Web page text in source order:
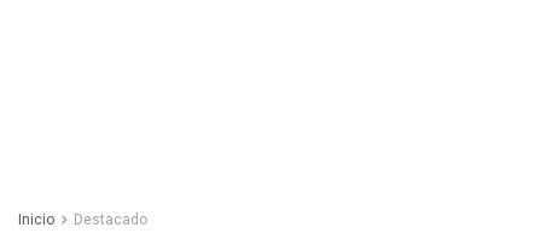
Inicio Destacado